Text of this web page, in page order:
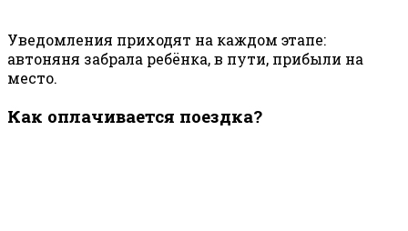
Уведомления приходят на каждом этапе:
автоняня забрала ребёнка, в пути, прибыли на
место.
Как оплачивается поездка?